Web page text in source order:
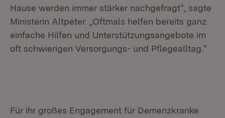
Hause werden immer stärker nachgefragt“, sagte
Ministerin Altpeter. „Oftmals helfen bereits ganz
einfache Hilfen und Unterstützungsangebote im
oft schwierigen Versorgungs- und Pflegealltag."
Für ihr großes Engagement für Demenzkranke